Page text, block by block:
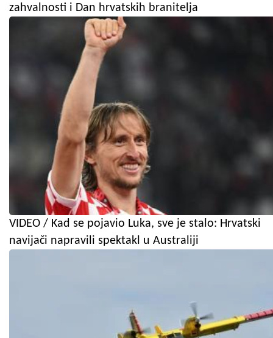
zahvalnosti i Dan hrvatskih branitelja
VIDEO / Kad se pojavio Luka, sve je stalo: Hrvatski
navijači napravili spektakl u Australiji